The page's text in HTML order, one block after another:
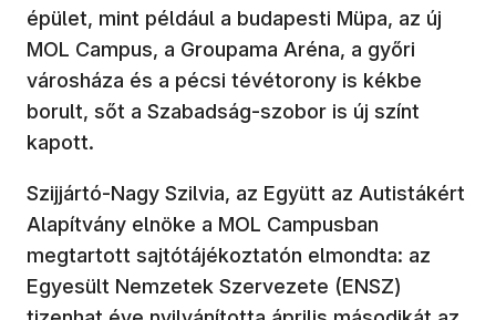
épület, mint például a budapesti Müpa, az új
MOL Campus, a Groupama Aréna, a győri
városháza és a pécsi tévétorony is kékbe
borult, sőt a Szabadság-szobor is új színt
kapott.
Szijjártó-Nagy Szilvia, az Együtt az Autistákért
Alapítvány elnöke a MOL Campusban
megtartott sajtótájékoztatón elmondta: az
Egyesült Nemzetek Szervezete (ENSZ)